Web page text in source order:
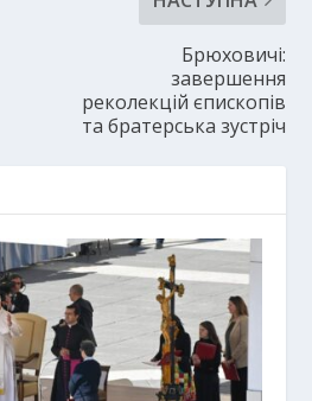
Брюховичі:
завершення
реколекцій єпископів
та братерська зустріч